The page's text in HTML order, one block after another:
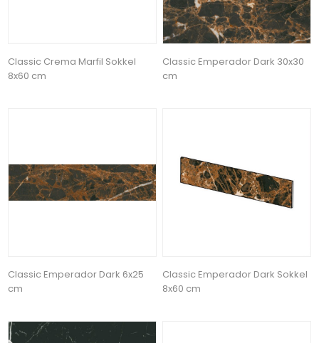
Classic Crema Marfil Sokkel
8x60 cm
Classic Emperador Dark 30x30
cm
Classic Emperador Dark 6x25
cm
Classic Emperador Dark Sokkel
8x60 cm